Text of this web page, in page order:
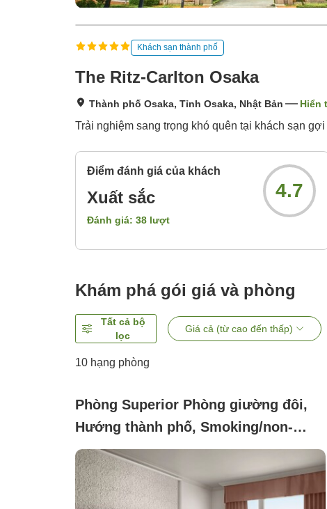
Khách sạn thành phố
The Ritz-Carlton Osaka
Thành phố Osaka, Tỉnh Osaka, Nhật Bản Hiển
Trải nghiệm sang trọng khó quên tại khách sạn
Điểm đánh giá của khách
Xuất sắc
Đánh giá: 38 lượt
4.7
Khám phá gói giá và phòng
Tất cả bộ
lọc
Giá cả (từ cao đến thấp)
10 hạng phòng
Phòng Superior Phòng giường đôi,
Hướng thành phố, Smoking/non-
smoking not specified ([Tầng
thường])